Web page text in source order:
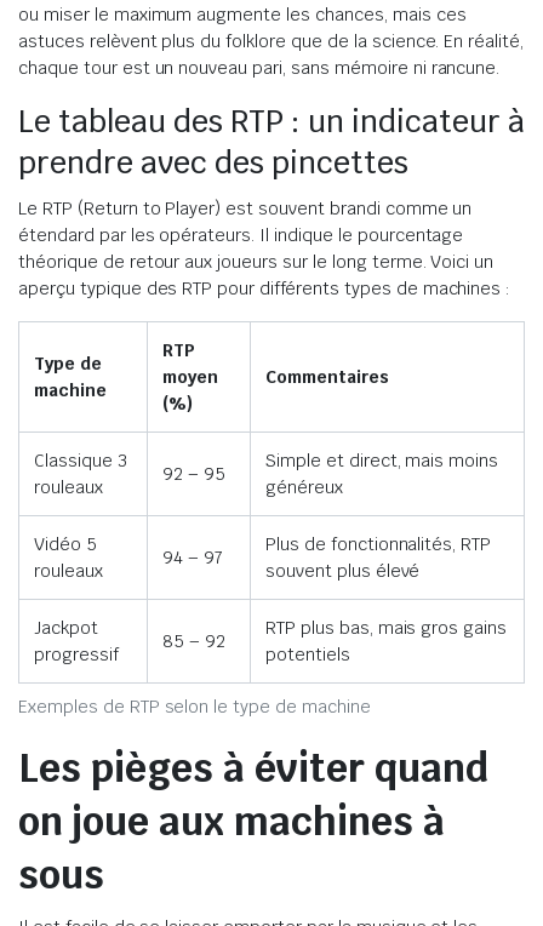
ou miser le maximum augmente les chances, mais ces
astuces relèvent plus du folklore que de la science. En réalité,
chaque tour est un nouveau pari, sans mémoire ni rancune.
Le tableau des RTP : un indicateur à
prendre avec des pincettes
Le RTP (Return to Player) est souvent brandi comme un
étendard par les opérateurs. Il indique le pourcentage
théorique de retour aux joueurs sur le long terme. Voici un
aperçu typique des RTP pour différents types de machines :
Exemples de RTP selon le type de machine
Type de
machine
RTP
moyen
(%)
Commentaires
Classique 3
rouleaux
92 – 95
Simple et direct, mais moins
généreux
Vidéo 5
rouleaux
94 – 97
Plus de fonctionnalités, RTP
souvent plus élevé
Jackpot
progressif
85 – 92
RTP plus bas, mais gros gains
potentiels
Les pièges à éviter quand
on joue aux machines à
sous